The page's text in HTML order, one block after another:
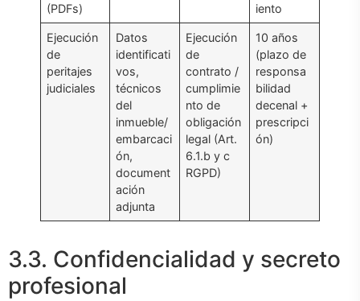
(PDFs)
iento
Ejecución
de
peritajes
judiciales
Datos
identificati
vos,
técnicos
del
inmueble/
embarcaci
ón,
document
ación
adjunta
Ejecución
de
contrato /
cumplimie
nto de
obligación
legal (Art.
6.1.b y c
RGPD)
10 años
(plazo de
responsa
bilidad
decenal +
prescripci
ón)
3.3. Confidencialidad y secreto
profesional